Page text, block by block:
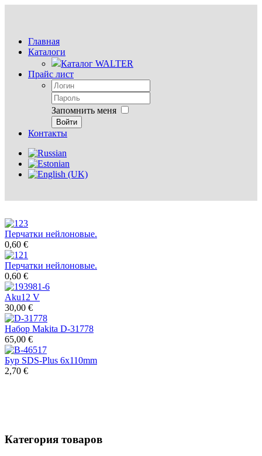
Главная
Каталоги
Каталог WALTER
Прайс лист
Запомнить меня
Войти
Контакты
Перчатки нейлоновые.
0,60 €
Перчатки нейлоновые.
0,60 €
Aku12 V
30,00 €
Набор Makita D-31778
65,00 €
Бур SDS-Plus 6x110mm
2,70 €
Категория товаров